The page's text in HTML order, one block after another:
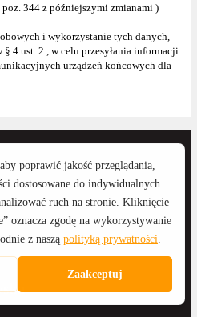
344 z późniejszymi zmianami )
i wykorzystanie tych danych,
4 ust. 2 , w celu przesyłania informacji
urządzeń końcowych dla